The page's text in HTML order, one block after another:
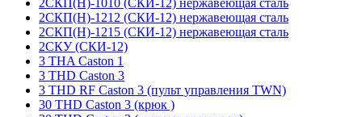
2СКП(Н)-1010 (СКИ-12) нержавеющая сталь
2СКП(Н)-1212 (СКИ-12) нержавеющая сталь
2СКП(Н)-1215 (СКИ-12) нержавеющая сталь
2СКУ (СКИ-12)
3 THA Caston 1
3 THD Caston 3
3 THD RF Caston 3 (пульт управления TWN)
30 THD Caston 3 (крюк )